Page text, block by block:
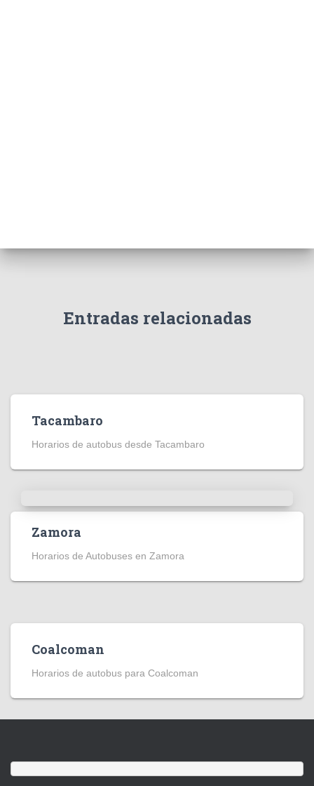
Entradas relacionadas
Tacambaro
Horarios de autobus desde Tacambaro
Zamora
Horarios de Autobuses en Zamora
Coalcoman
Horarios de autobus para Coalcoman